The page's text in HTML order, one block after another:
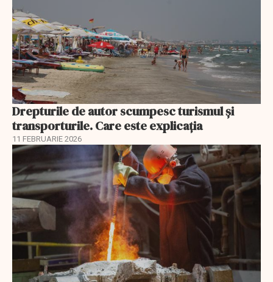
Drepturile de autor scumpesc turismul și
transporturile. Care este explicația
11 FEBRUARIE 2026